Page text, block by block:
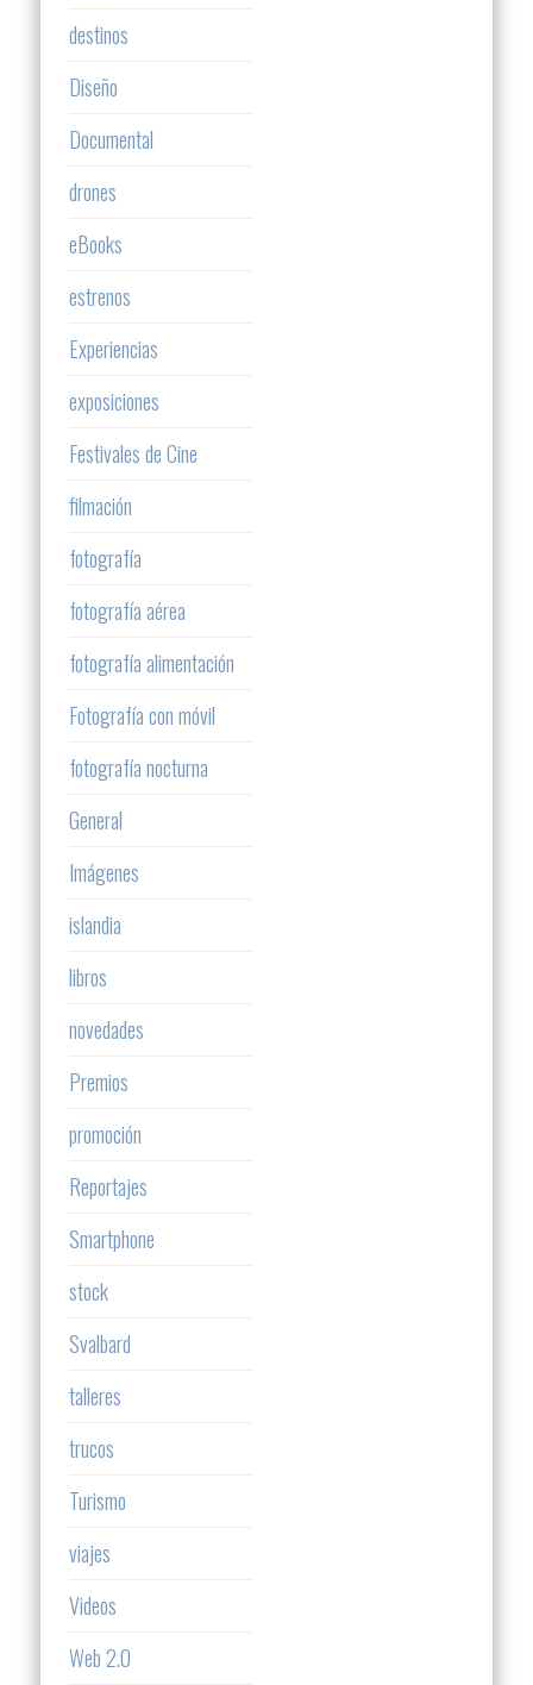
destinos
Diseño
Documental
drones
eBooks
estrenos
Experiencias
exposiciones
Festivales de Cine
filmación
fotografía
fotografía aérea
fotografía alimentación
Fotografía con móvil
fotografía nocturna
General
Imágenes
islandia
libros
novedades
Premios
promoción
Reportajes
Smartphone
stock
Svalbard
talleres
trucos
Turismo
viajes
Videos
Web 2.0